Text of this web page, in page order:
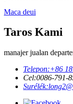
Maca deui
Taros Kami
manajer jualan
Telepon:+86
Cel:0086-791-
Surélék: